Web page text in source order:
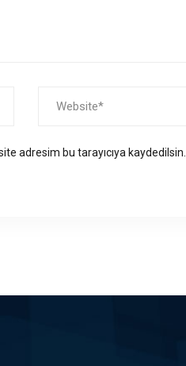
adresim bu tarayıcıya kaydedilsin.